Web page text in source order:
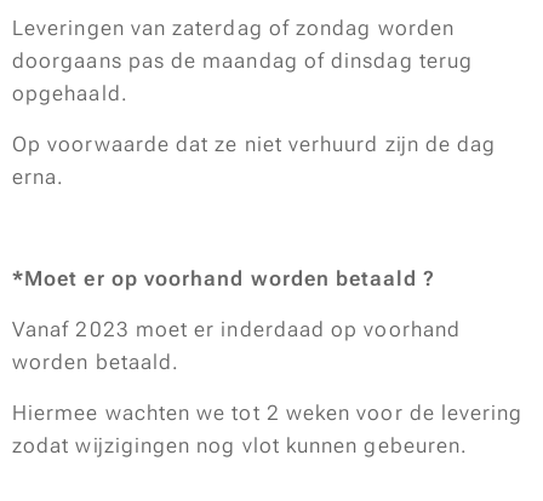
Leveringen van zaterdag of zondag worden
doorgaans pas de maandag of dinsdag terug
opgehaald.
Op voorwaarde dat ze niet verhuurd zijn de dag
erna.
*Moet er op voorhand worden betaald ?
Vanaf 2023 moet er inderdaad op voorhand
worden betaald.
Hiermee wachten we tot 2 weken voor de levering
zodat wijzigingen nog vlot kunnen gebeuren.